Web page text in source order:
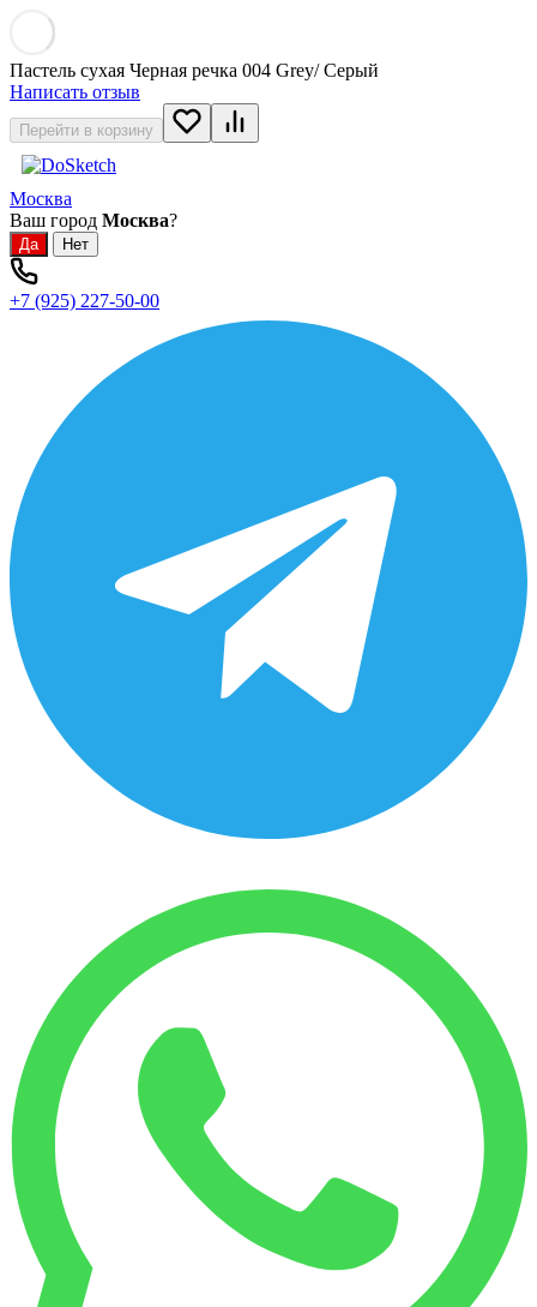
Пастель сухая Черная речка 004 Grey/ Серый
Написать отзыв
Перейти в корзину
Москва
Ваш город Москва?
+7 (925) 227-50-00